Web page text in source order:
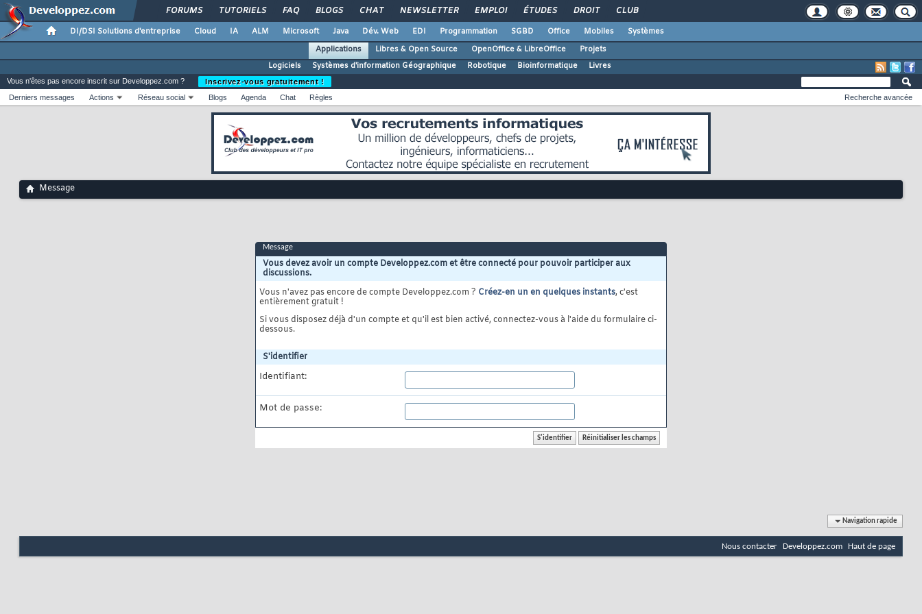
FORUMS TUTORIELS FAQ BLOGS CHAT NEWSLETTER EMPLOI ÉTUDES DROIT CLUB
DI/DSI Solutions d'entreprise Cloud IA ALM Microsoft Java Dév. Web EDI Programmation SGBD Office Mobiles
Systèmes
Applications
Libres & Open Source OpenOffice & LibreOffice
Projets
Logiciels
Systèmes d'information Géographique Robotique Bioinformatique Livres
Vous n'êtes pas encore inscrit sur Developpez.com ?
Inscrivez-vous gratuitement !
Derniers messages
Actions Réseau social Blogs Agenda Chat Règles Recherche avancée
Message
Message
Vous devez avoir un compte Developpez.com et être connecté pour pouvoir participer aux
discussions.
Vous n'avez pas encore de compte Developpez.com ? Créez-en un en quelques instants, c'est
entièrement gratuit !
Si vous disposez déjà d'un compte et qu'il est bien activé, connectez-vous à l'aide du formulaire ci-
dessous.
S'identifier
Identifiant:
Mot de passe:
Navigation rapide
Nous contacter Developpez.com Haut de page